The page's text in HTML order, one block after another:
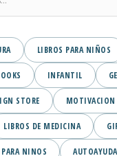
LIBROS PARA NIÑOS
INFANTIL
STORE MOTIVACION
LIBROS DE MEDICINA
NINOS